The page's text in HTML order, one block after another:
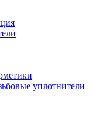
уплотнители